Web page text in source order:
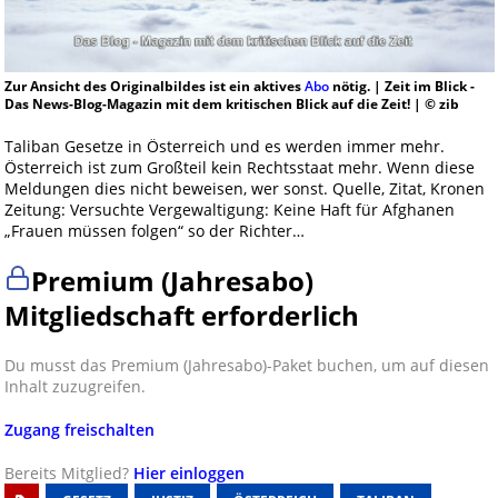
Zur Ansicht des Originalbildes ist ein aktivesAbonötig. | Zeit im Blick -
Das News-Blog-Magazin mit dem kritischen Blick auf die Zeit! | © zib
Taliban Gesetze in Österreich und es werden immer mehr.
Österreich ist zum Großteil kein Rechtsstaat mehr. Wenn diese
Meldungen dies nicht beweisen, wer sonst. Quelle, Zitat, Kronen
Zeitung: Versuchte Vergewaltigung: Keine Haft für Afghanen
„Frauen müssen folgen“ so der Richter…
Premium (Jahresabo)
Mitgliedschaft erforderlich
Du musst das Premium (Jahresabo)-Paket buchen, um auf diesen
Inhalt zuzugreifen.
Zugang freischalten
Bereits Mitglied? Hier einloggen